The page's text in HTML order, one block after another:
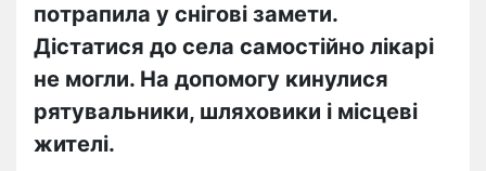
потрапила у снігові замети.
Дістатися до села самостійно лікарі
не могли. На допомогу кинулися
рятувальники, шляховики і місцеві
жителі.